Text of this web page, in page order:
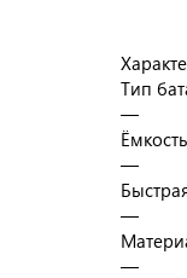
Тип
—
—
—
—